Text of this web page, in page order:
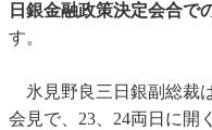
日銀金融政策決定会合で
す。
氷見野良三日銀副総裁
会見で、23、24両日に開